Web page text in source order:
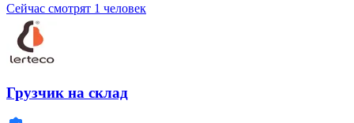
Сейчас смотрят 1 человек
Грузчик на склад